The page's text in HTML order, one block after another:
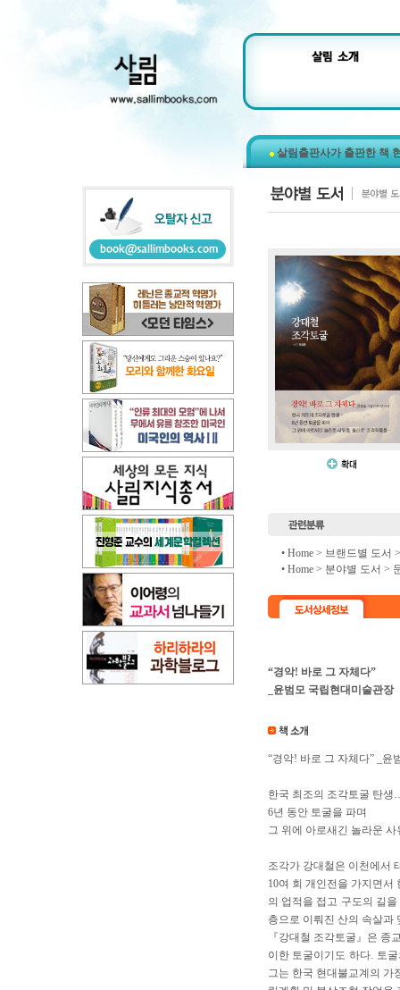
살림출판사가 출판한 책
• Home > 브랜드별 도서
• Home > 분야별 도서 >
“경악! 바로 그 자체다”
_윤범모 국립현대미술관장
“경악! 바로 그 자체다” _윤
한국 최조의 조각토굴 탄생
6년 동안 토굴을 파며
그 위에 아로새긴 놀라운
조각가 강대철은 이천에서
10여 회 개인전을 가지면서
의 업적을 접고 구도의 길
층으로 이뤄진 산의 속살과
『강대철 조각토굴』은
이한 토굴이기도 하다. 토
그는 한국 현대불교계의 가